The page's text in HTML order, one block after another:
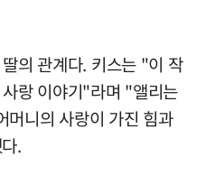
의 관계다. 키스는 "이 작
랑 이야기"라며 "앨리는
머니의 사랑이 가진 힘과
.